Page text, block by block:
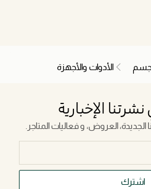
الأدوات والأجهزة
الإخبارية
العروض، و فعاليات المتاجر.
اشترك